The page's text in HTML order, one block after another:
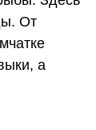
От
а